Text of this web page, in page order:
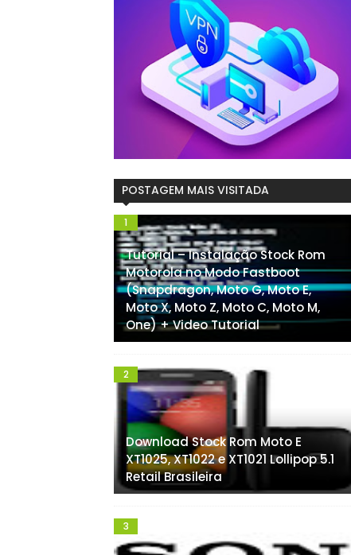
POSTAGEM MAIS VISITADA
Tutorial – Instalação Stock Rom
Motorola no Modo Fastboot
(Snapdragon, Moto G, Moto E,
Moto X, Moto Z, Moto C, Moto M,
One) + Video Tutorial
Download Stock Rom Moto E
XT1025, XT1022 e XT1021 Lollipop 5.1
Retail Brasileira